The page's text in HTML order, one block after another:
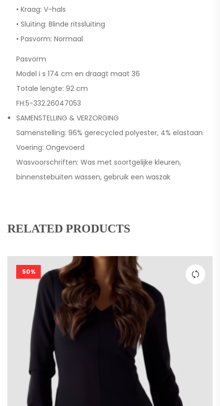
• Kraag: V-hals
• Sluiting: Blinde ritssluiting
• Pasvorm: Normaal
Pasvorm
Model i s 174 cm en draagt maat 36
Totale lengte: 92 cm
FH.5-332.26047053
SAMENSTELLING & VERZORGING
Samenstelling: 96% gerecycled polyester, 4% elastaan
Voering: Ongevoerd
Wasvoorschriften: Was met soortgelijke kleuren,
binnenstebuiten wassen, gebruik een waszak
RELATED PRODUCTS
50%